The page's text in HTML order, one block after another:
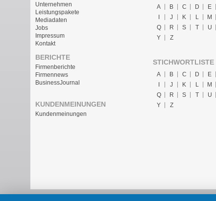
Unternehmen
Leistungspakete
Mediadaten
Jobs
Impressum
Kontakt
BERICHTE
Firmenberichte
Firmennews
BusinessJournal
KUNDENMEINUNGEN
Kundenmeinungen
A B C D E
J K L M
Q
R S T U
Y
Z
STICHWORTLISTE
A B C D E
J K L M
Q
R S T U
Y
Z